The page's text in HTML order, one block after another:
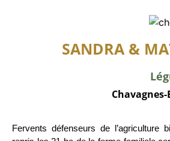
SANDRA &
Fervents défenseurs de l’agriculture